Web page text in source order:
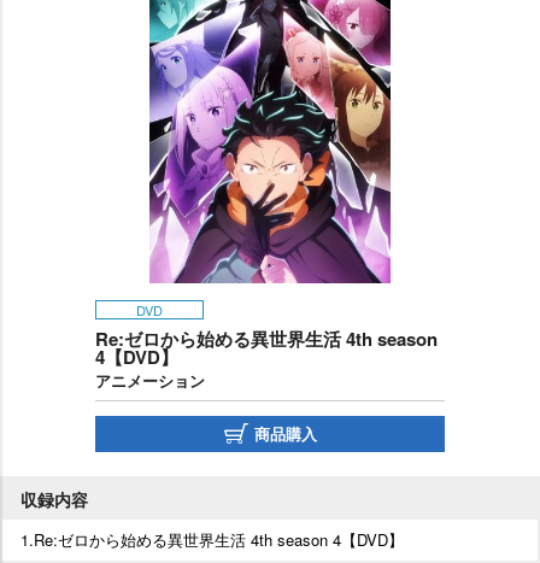
DVD
Re:ゼロから始める異世界生活 4th season
4【DVD】
アニメーション
商品購入
収録内容
1.Re:ゼロから始める異世界生活 4th season 4【DVD】